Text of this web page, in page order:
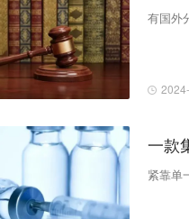
有国外
一款
紧靠单